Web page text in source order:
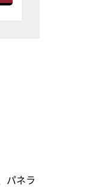
パネラ